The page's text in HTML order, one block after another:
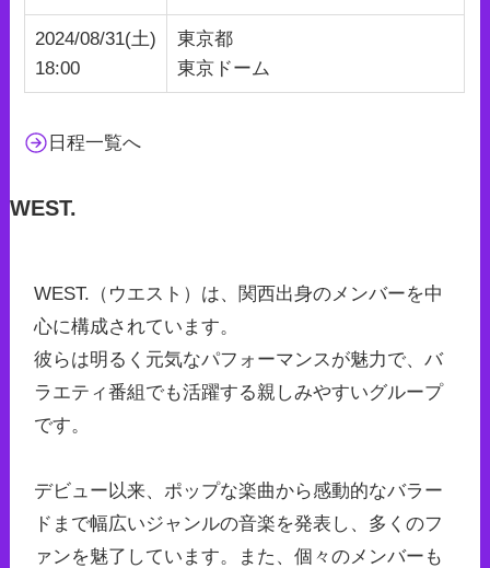
2024/08/31(土)
18:00
東京都
東京ドーム
日程一覧へ
WEST.
WEST.（ウエスト）は、関西出身のメンバーを中
心に構成されています。
彼らは明るく元気なパフォーマンスが魅力で、バ
ラエティ番組でも活躍する親しみやすいグループ
です。
デビュー以来、ポップな楽曲から感動的なバラー
ドまで幅広いジャンルの音楽を発表し、多くのフ
ァンを魅了しています。また、個々のメンバーも